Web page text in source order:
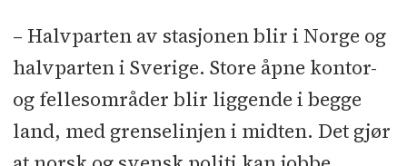
– Halvparten av stasjonen blir i Norge og
halvparten i Sverige. Store åpne kontor-
og fellesområder blir liggende i begge
land, med grenselinjen i midten. Det gjør